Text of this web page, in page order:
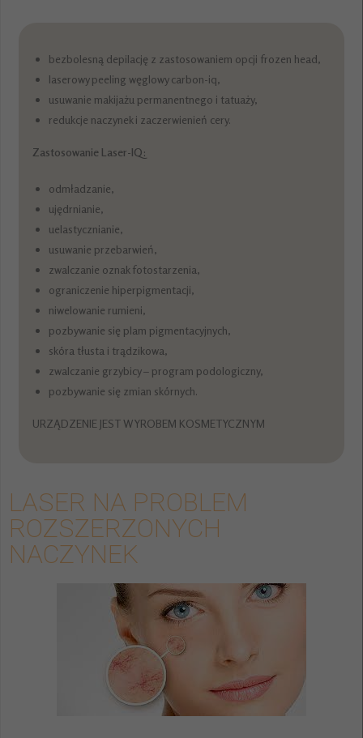
bezbolesną depilację z zastosowaniem opcji frozen head,
laserowy peeling węglowy carbon-iq,
usuwanie makijażu permanentnego i tatuaży,
redukcje naczynek i zaczerwienień cery.
Zastosowanie Laser-IQ:
odmładzanie,
ujędrnianie,
uelastycznianie,
usuwanie przebarwień,
zwalczanie oznak fotostarzenia,
ograniczenie hiperpigmentacji,
niwelowanie rumieni,
pozbywanie się plam pigmentacyjnych,
skóra tłusta i trądzikowa,
zwalczanie grzybicy – program podologiczny,
pozbywanie się zmian skórnych.
URZĄDZENIE JEST WYROBEM KOSMETYCZNYM
LASER NA PROBLEM
ROZSZERZONYCH
NACZYNEK